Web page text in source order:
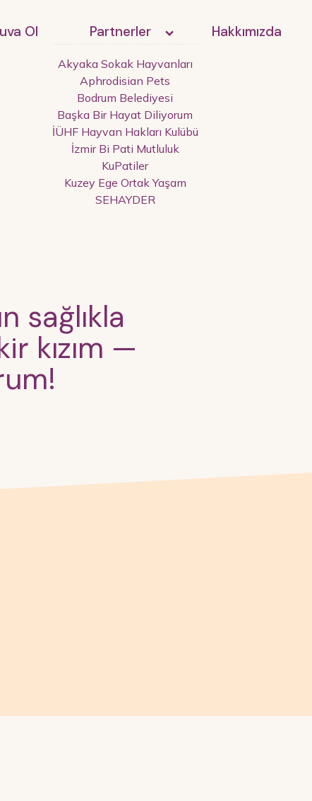
Ol Partnerler
Akyaka Sokak Hayvanları
Aphrodisian Pets
Bodrum Belediyesi
Başka Bir Hayat Diliyorum
İÜHF Hayvan Hakları Kulübü
İzmir Bi Pati Mutluluk
KuPatiler
Kuzey Ege Ortak Yaşam
SEHAYDER
Hakkımızda
sağlıkla
kızım —